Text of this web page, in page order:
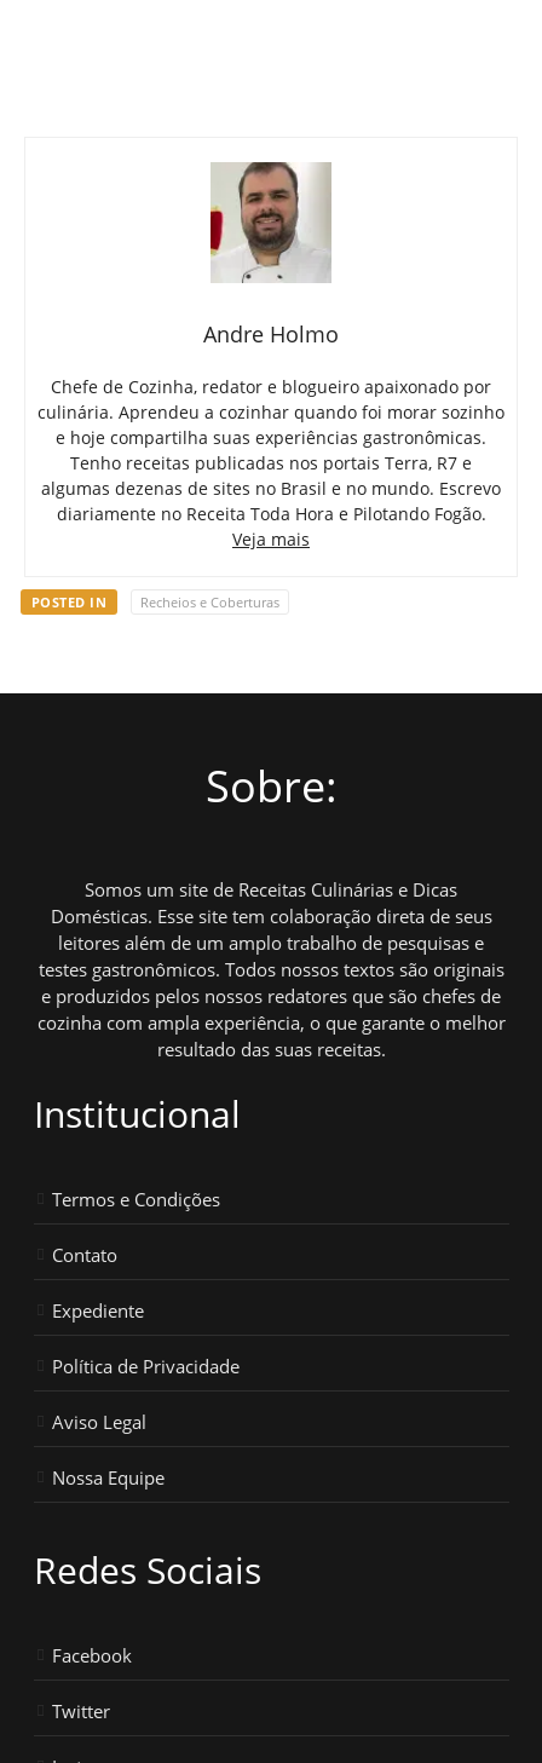
Andre Holmo
Chefe de Cozinha, redator e blogueiro apaixonado por
culinária. Aprendeu a cozinhar quando foi morar sozinho
e hoje compartilha suas experiências gastronômicas.
Tenho receitas publicadas nos portais Terra, R7 e
algumas dezenas de sites no Brasil e no mundo. Escrevo
diariamente no Receita Toda Hora e Pilotando Fogão.
Veja mais
POSTED IN Recheios e Coberturas
Sobre:
Somos um site de Receitas Culinárias e Dicas
Domésticas. Esse site tem colaboração direta de seus
leitores além de um amplo trabalho de pesquisas e
testes gastronômicos. Todos nossos textos são originais
e produzidos pelos nossos redatores que são chefes de
cozinha com ampla experiência, o que garante o melhor
resultado das suas receitas.
Institucional
Termos e Condições
Contato
Expediente
Política de Privacidade
Aviso Legal
Nossa Equipe
Redes Sociais
Facebook
Twitter